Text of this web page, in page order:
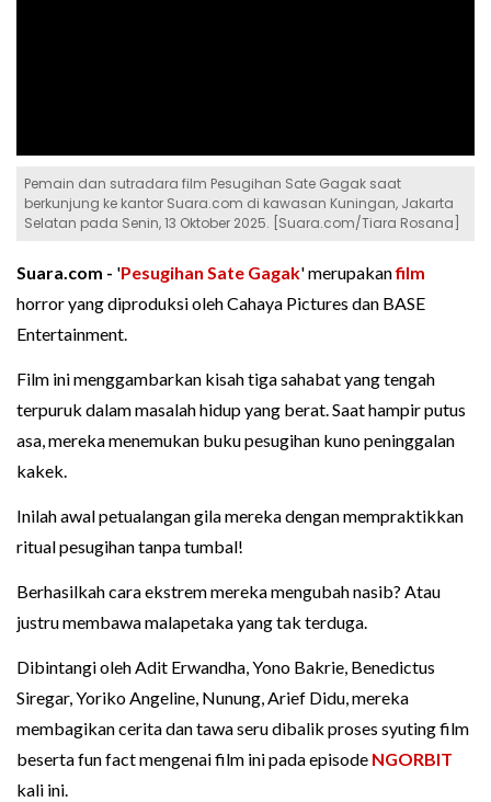
Pemain dan sutradara film Pesugihan Sate Gagak saat
berkunjung ke kantor Suara.com di kawasan Kuningan, Jakarta
Selatan pada Senin, 13 Oktober 2025. [Suara.com/Tiara Rosana]
Suara.com - 'Pesugihan Sate Gagak' merupakanfilm
horror yang diproduksi oleh Cahaya Pictures dan BASE
Entertainment.
Film ini menggambarkan kisah tiga sahabat yang tengah
terpuruk dalam masalah hidup yang berat. Saat hampir putus
asa, mereka menemukan buku pesugihan kuno peninggalan
kakek.
Inilah awal petualangan gila mereka dengan mempraktikkan
ritual pesugihan tanpa tumbal!
Berhasilkah cara ekstrem mereka mengubah nasib? Atau
justru membawa malapetaka yang tak terduga.
Dibintangi oleh Adit Erwandha, Yono Bakrie, Benedictus
Siregar, Yoriko Angeline, Nunung, Arief Didu, mereka
membagikan cerita dan tawa seru dibalik proses syuting film
beserta fun fact mengenai film ini pada episode NGORBIT
kali ini.